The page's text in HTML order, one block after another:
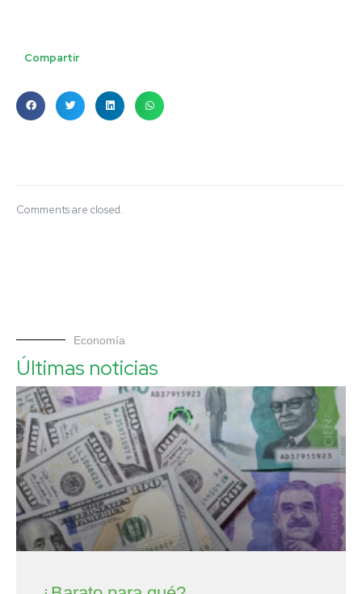
Compartir
Comments are closed.
Economía
Últimas noticias